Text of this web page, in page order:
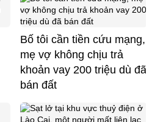
Bố tôi cần tiền cứu mạng,
mẹ vợ không chịu trả
khoản vay 200 triệu dù đã
bán đất